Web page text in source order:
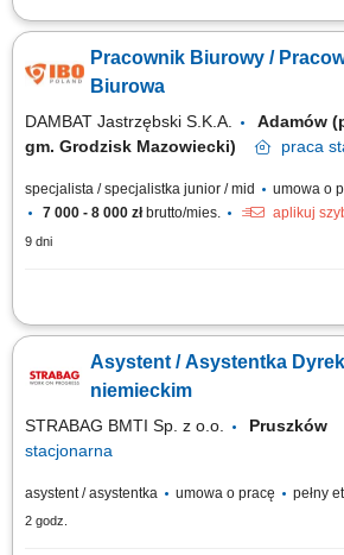
Opis stanowiska Koordynowanie bieżących
kalendarza spotkań oraz wsparcie kadry
pracy. Planowanie i rozliczanie podróży
Pracownik Biurowy /
Biurowa
DAMBAT Jastrzębski S.K.A.
Adamów
gm. Grodzisk Mazowiecki)
praca
specjalista / specjalistka junior / mid umowa o
7 000 - 8 000 złbrutto/mies. aplikuj
9 dni
Obowiązki: Wprowadzanie, weryfikacja i
dokumentacji firmowej i zamówień; Kontakt i
zagranicznymi; Sporządzanie niezbędnych pism,
Asystent / Asystentka
niemieckim
STRABAG BMTI Sp. z o.o.
stacjonarna
asystent / asystentka umowa o pracę pełny
2 godz.